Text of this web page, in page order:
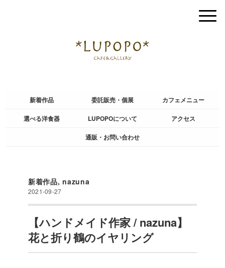
新着作品 委託販売・個展 カフェメニュー
選べる洋食器 LUPOPOについて アクセス
通販・お問い合わせ
新着作品,nazuna
2021-09-27
【ハンドメイド作家 / nazuna】
花と折り鶴のイヤリング